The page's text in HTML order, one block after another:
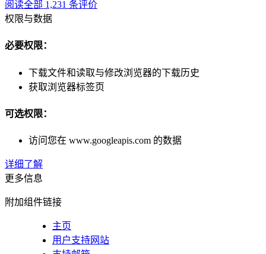
阅读全部 1,231 条评价
权限与数据
必要权限：
下载文件和读取与修改浏览器的下载历史
获取浏览器标签页
可选权限：
访问您在 www.googleapis.com 的数据
详细了解
更多信息
附加组件链接
主页
用户支持网站